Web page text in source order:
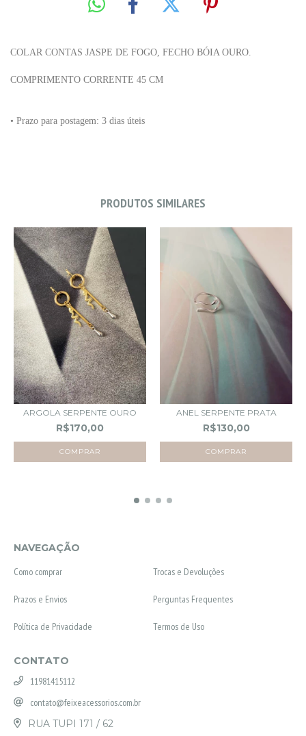
COLAR CONTAS JASPE DE FOGO, FECHO BÓIA OURO.
COMPRIMENTO CORRENTE 45 CM
• Prazo para postagem: 3 dias úteis
PRODUTOS SIMILARES
ARGOLA SERPENTE OURO
R$170,00
ANEL SERPENTE PRATA
R$130,00
NAVEGAÇÃO
Como comprar
Trocas e Devoluções
Prazos e Envios Perguntas Frequentes
Política de Privacidade Termos de Uso
CONTATO
11981415112
contato@feixeacessorios.com.br
RUA TUPI 171 / 62